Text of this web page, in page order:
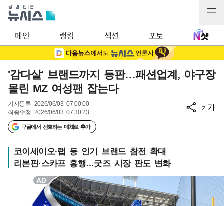
메인 랭킹 섹션 포토
'감다살' 브랜드까지 등판…패션업계, 야구장
몰린 MZ 여성팬 잡는다
기사등록 2026/06/03 07:00:00
최종수정 2026/06/03 07:30:23
구글에서 선호하는 매체로 추가
가가
코이세이오·랩 등 인기 브랜드 참전 확대
리본핀·스카프 흥행…굿즈 시장 판도 변화